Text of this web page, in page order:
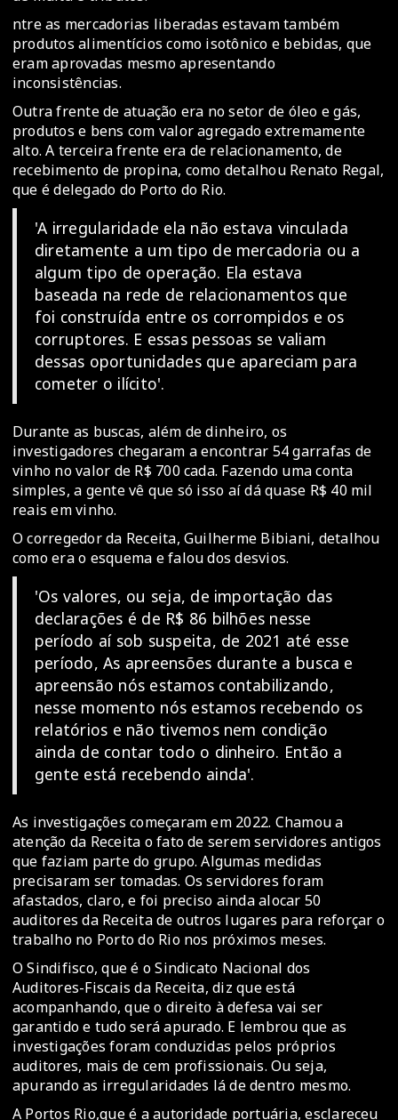
ntre as mercadorias liberadas estavam também
produtos alimentícios como isotônico e bebidas, que
eram aprovadas mesmo apresentando
inconsistências.
Outra frente de atuação era no setor de óleo e gás,
produtos e bens com valor agregado extremamente
alto. A terceira frente era de relacionamento, de
recebimento de propina, como detalhou Renato Regal,
que é delegado do Porto do Rio.
'A irregularidade ela não estava vinculada
diretamente a um tipo de mercadoria ou a
algum tipo de operação. Ela estava
baseada na rede de relacionamentos que
foi construída entre os corrompidos e os
corruptores. E essas pessoas se valiam
dessas oportunidades que apareciam para
cometer o ilícito'.
Durante as buscas, além de dinheiro, os
investigadores chegaram a encontrar 54 garrafas de
vinho no valor de R$ 700 cada. Fazendo uma conta
simples, a gente vê que só isso aí dá quase R$ 40 mil
reais em vinho.
O corregedor da Receita, Guilherme Bibiani, detalhou
como era o esquema e falou dos desvios.
'Os valores, ou seja, de importação das
declarações é de R$ 86 bilhões nesse
período aí sob suspeita, de 2021 até esse
período, As apreensões durante a busca e
apreensão nós estamos contabilizando,
nesse momento nós estamos recebendo os
relatórios e não tivemos nem condição
ainda de contar todo o dinheiro. Então a
gente está recebendo ainda'.
As investigações começaram em 2022. Chamou a
atenção da Receita o fato de serem servidores antigos
que faziam parte do grupo. Algumas medidas
precisaram ser tomadas. Os servidores foram
afastados, claro, e foi preciso ainda alocar 50
auditores da Receita de outros lugares para reforçar o
trabalho no Porto do Rio nos próximos meses.
O Sindifisco, que é o Sindicato Nacional dos
Auditores-Fiscais da Receita, diz que está
acompanhando, que o direito à defesa vai ser
garantido e tudo será apurado. E lembrou que as
investigações foram conduzidas pelos próprios
auditores, mais de cem profissionais. Ou seja,
apurando as irregularidades lá de dentro mesmo.
A Portos Rio,que é a autoridade portuária, esclareceu